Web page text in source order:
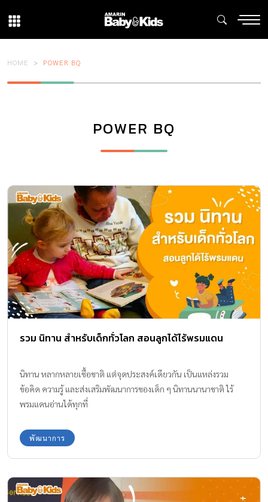
HOME POWER BQ
POWER BQ
รวม นิทาน สำหรับเด็กทั่วโลก สอนลูกได้ไร้พรมแดน
นิทาน หลากหลายเชื้อชาติ แต่จุดประสงค์เดียวกัน เป็นแหล่งรวม
ข้อคิด ความรู้ และส่งเสริมพัฒนาการของเด็ก ๆ นิทานนานาชาติ ไร้
พรมแดนอ่านได้ทุกที่
พัฒนาการ